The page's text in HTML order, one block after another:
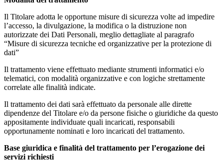
Il Titolare adotta le opportune misure di sicurezza volte ad impedire
l’accesso, la divulgazione, la modifica o la distruzione non
autorizzate dei Dati Personali, meglio dettagliate al paragrafo
“Misure di sicurezza tecniche ed organizzative per la protezione di
dati”
Il trattamento viene effettuato mediante strumenti informatici e/o
telematici, con modalità organizzative e con logiche strettamente
correlate alle finalità indicate.
Il trattamento dei dati sarà effettuato da personale alle dirette
dipendenze del Titolare e/o da persone fisiche o giuridiche da questo
appositamente individuate quali incaricati, responsabili
opportunamente nominati e loro incaricati del trattamento.
Base giuridica e finalità del trattamento per l’erogazione dei
servizi richiesti